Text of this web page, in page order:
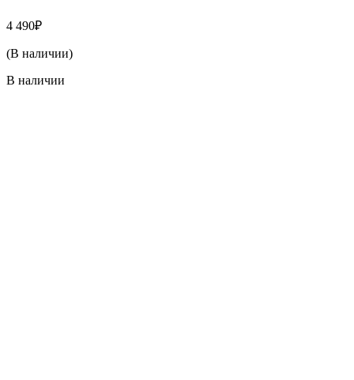
4 490₽
(В наличии)
В наличии